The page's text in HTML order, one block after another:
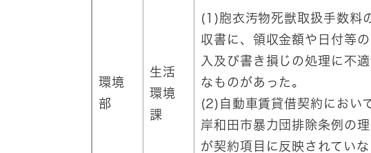
環境
部
生活
環境
課
(1)胞衣汚物死獣取扱手数料
収書に、領収金額や日付等
入及び書き損じの処理に不
なものがあった。
(2)自動車賃貸借契約において
岸和田市暴力団排除条例の
が契約項目に反映されていな